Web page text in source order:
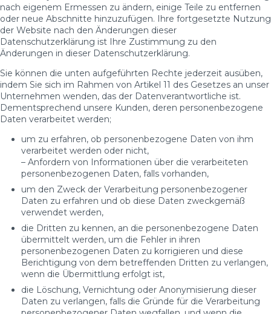
nach eigenem Ermessen zu ändern, einige Teile zu entfernen
oder neue Abschnitte hinzuzufügen. Ihre fortgesetzte Nutzung
der Website nach den Änderungen dieser
Datenschutzerklärung ist Ihre Zustimmung zu den
Änderungen in dieser Datenschutzerklärung.
Sie können die unten aufgeführten Rechte jederzeit ausüben,
indem Sie sich im Rahmen von Artikel 11 des Gesetzes an unser
Unternehmen wenden, das der Datenverantwortliche ist.
Dementsprechend unsere Kunden, deren personenbezogene
Daten verarbeitet werden;
um zu erfahren, ob personenbezogene Daten von ihm
verarbeitet werden oder nicht,
– Anfordern von Informationen über die verarbeiteten
personenbezogenen Daten, falls vorhanden,
um den Zweck der Verarbeitung personenbezogener
Daten zu erfahren und ob diese Daten zweckgemäß
verwendet werden,
die Dritten zu kennen, an die personenbezogene Daten
übermittelt werden, um die Fehler in ihren
personenbezogenen Daten zu korrigieren und diese
Berichtigung von dem betreffenden Dritten zu verlangen,
wenn die Übermittlung erfolgt ist,
die Löschung, Vernichtung oder Anonymisierung dieser
Daten zu verlangen, falls die Gründe für die Verarbeitung